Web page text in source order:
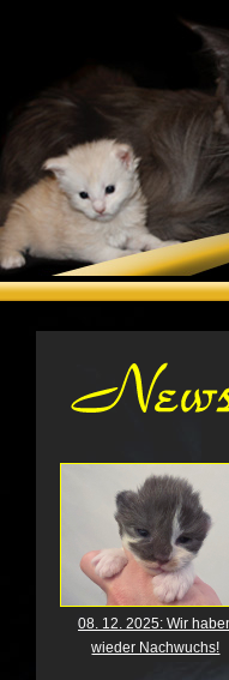
08. 12. 2025: Wir
wieder Nachwuchs!